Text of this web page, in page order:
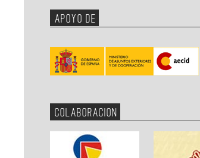
APOYO DE
COLABORACION